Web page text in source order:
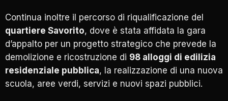
Continua inoltre il percorso di riqualificazione del
quartiere Savorito, dove è stata affidata la gara
d’appalto per un progetto strategico che prevede la
demolizione e ricostruzione di 98 alloggi di edilizia
residenziale pubblica, la realizzazione di una nuova
scuola, aree verdi, servizi e nuovi spazi pubblici.